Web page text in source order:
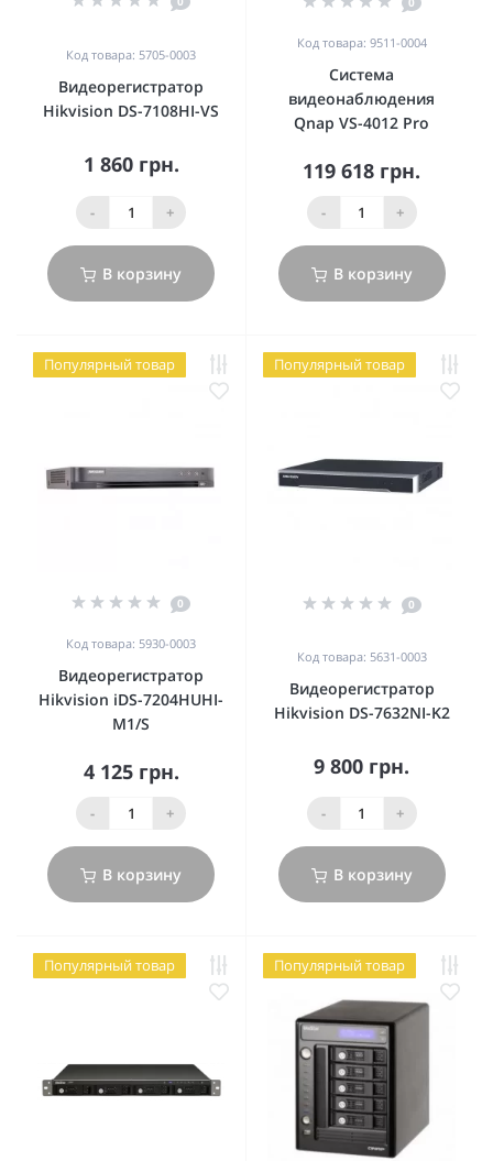
Код товара: 5705-0003
Видеорегистратор
Hikvision DS-7108HI-VS
1 860 грн.
- +
В корзину
Код товара: 9511-0004
Система
видеонаблюдения
Qnap VS-4012 Pro
119 618 грн.
- +
В корзину
Популярный товар
0
Код товара: 5930-0003
Видеорегистратор
Hikvision iDS-7204HUHI-
M1/S
4 125 грн.
- +
В корзину
Популярный товар
0
Код товара: 5631-0003
Видеорегистратор
Hikvision DS-7632NI-K2
9 800 грн.
- +
В корзину
Популярный товар Популярный товар